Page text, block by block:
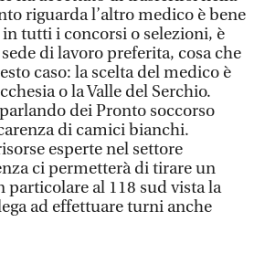
riguarda l’altro medico è bene
tutti i concorsi o selezioni, è
di lavoro preferita, cosa che
caso: la scelta del medico è
o la Valle del Serchio.
dei Pronto soccorso
di camici bianchi.
esperte nel settore
ci permetterà di tirare un
particolare al 118 sud vista la
ad effettuare turni anche